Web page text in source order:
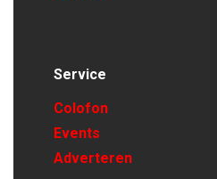
Service
Colofon
Events
Adverteren